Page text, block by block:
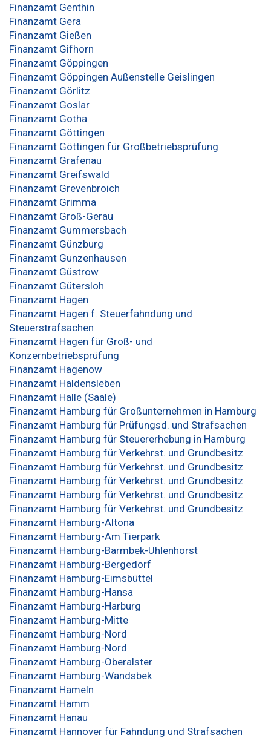
Finanzamt Genthin
Finanzamt Gera
Finanzamt Gießen
Finanzamt Gifhorn
Finanzamt Göppingen
Finanzamt Göppingen Außenstelle Geislingen
Finanzamt Görlitz
Finanzamt Goslar
Finanzamt Gotha
Finanzamt Göttingen
Finanzamt Göttingen für Großbetriebsprüfung
Finanzamt Grafenau
Finanzamt Greifswald
Finanzamt Grevenbroich
Finanzamt Grimma
Finanzamt Groß-Gerau
Finanzamt Gummersbach
Finanzamt Günzburg
Finanzamt Gunzenhausen
Finanzamt Güstrow
Finanzamt Gütersloh
Finanzamt Hagen
Finanzamt Hagen f. Steuerfahndung und
Steuerstrafsachen
Finanzamt Hagen für Groß- und
Konzernbetriebsprüfung
Finanzamt Hagenow
Finanzamt Haldensleben
Finanzamt Halle (Saale)
Finanzamt Hamburg für Großunternehmen in Hamburg
Finanzamt Hamburg für Prüfungsd. und Strafsachen
Finanzamt Hamburg für Steuererhebung in Hamburg
Finanzamt Hamburg für Verkehrst. und Grundbesitz
Finanzamt Hamburg für Verkehrst. und Grundbesitz
Finanzamt Hamburg für Verkehrst. und Grundbesitz
Finanzamt Hamburg für Verkehrst. und Grundbesitz
Finanzamt Hamburg für Verkehrst. und Grundbesitz
Finanzamt Hamburg-Altona
Finanzamt Hamburg-Am Tierpark
Finanzamt Hamburg-Barmbek-Uhlenhorst
Finanzamt Hamburg-Bergedorf
Finanzamt Hamburg-Eimsbüttel
Finanzamt Hamburg-Hansa
Finanzamt Hamburg-Harburg
Finanzamt Hamburg-Mitte
Finanzamt Hamburg-Nord
Finanzamt Hamburg-Nord
Finanzamt Hamburg-Oberalster
Finanzamt Hamburg-Wandsbek
Finanzamt Hameln
Finanzamt Hamm
Finanzamt Hanau
Finanzamt Hannover für Fahndung und Strafsachen